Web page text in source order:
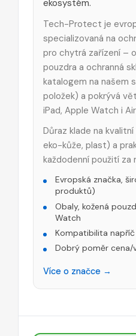
ekosystém.
Tech-Protect je
specializovaná na
pro chytrá zařízení –
pouzdra a ochranná
katalogem na našem
položek) a pokrývá
iPad, Apple Watch i
Důraz klade na
eko-kůže, plast) a
každodenní použití za
Evropská značka,
produktů)
Obaly, kožená
Watch
Kompatibilita
Dobrý poměr cena/
Více o značce →